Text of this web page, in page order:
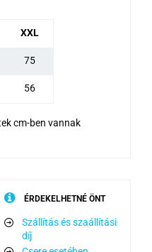
XXL
75
56
cm-ben vannak
ÉRDEKELHETNÉ ÖNT
Szállítás és szaállítási
díj